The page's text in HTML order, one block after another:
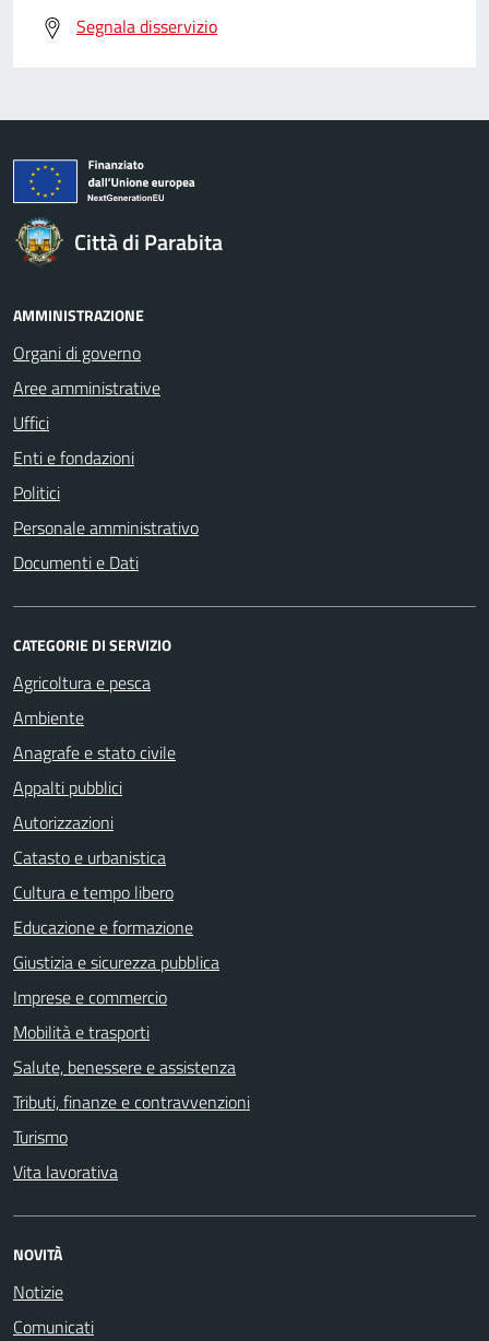
Segnala disservizio
Città di Parabita
AMMINISTRAZIONE
Organi di governo
Aree amministrative
Uffici
Enti e fondazioni
Politici
Personale amministrativo
Documenti e Dati
CATEGORIE DI SERVIZIO
Agricoltura e pesca
Ambiente
Anagrafe e stato civile
Appalti pubblici
Autorizzazioni
Catasto e urbanistica
Cultura e tempo libero
Educazione e formazione
Giustizia e sicurezza pubblica
Imprese e commercio
Mobilità e trasporti
Salute, benessere e assistenza
Tributi, finanze e contravvenzioni
Turismo
Vita lavorativa
NOVITÀ
Notizie
Comunicati